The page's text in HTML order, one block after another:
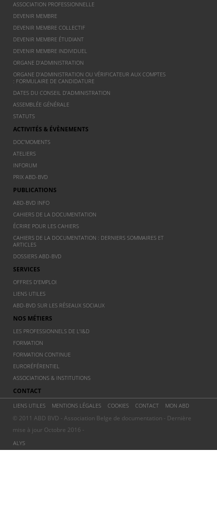
ASSOCIATION PROFESSIONNELLE
DEVENIR MEMBRE
DEVENIR MEMBRE COLLECTIF
DEVENIR MEMBRE ÉTUDIANT
DEVENIR MEMBRE INDIVIDUEL
ORGANE D’ADMINISTRATION
ORGANE D’ADMINISTRATION OU VÉRIFICATEUR AUX COMPTES
: FORMULAIRE DE CANDIDATURE
DATES DU CONSEIL D’ADMINISTRATION
ASSEMBLÉE GÉNÉRALE
STATUTS
ACTIVITÉS & ÉVÈNEMENTS
DOC’MOMENTS
ATELIERS
INFORUM
PRIX ABD-BVD
PUBLICATIONS
ABD-BVD INFO
CAHIERS DE LA DOCUMENTATION
ÉCRIRE POUR LES CAHIERS
CAHIERS DE LA DOCUMENTATION : DERNIERS SOMMAIRES ET
ARTICLES
DOSSIERS ABD-BVD
SERVICES
OFFRES D’EMPLOI
LIENS UTILES
ABD-BVD SUR LES RÉSEAUX SOCIAUX
NOS MÉTIERS
LES PROFESSIONNELS DE L’I&D
FORMATION
FORMATION CONTINUE
EURORÉFÉRENTIEL
ASSOCIATIONS & INSTITUTIONS
CONTACT
LIENS UTILES MENTIONS LÉGALES COOKIES CONTACT MON ABD
© 2011 ABD BVD - Association Belge de documentation - Dernière
mise à jour Octobre 2016 -
ALYS